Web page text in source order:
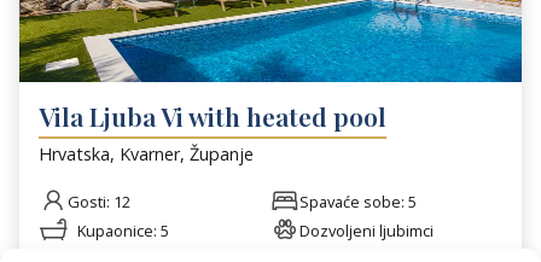
Vila Ljuba Vi with heated pool
Hrvatska, Kvarner, Županje
Gosti: 12
Spavaće sobe: 5
Kupaonice: 5
Dozvoljeni ljubimci